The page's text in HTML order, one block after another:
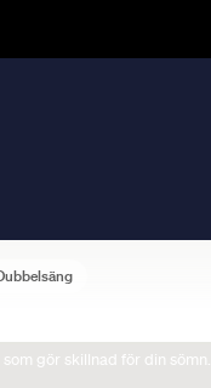
gör skillnad för din sömn.